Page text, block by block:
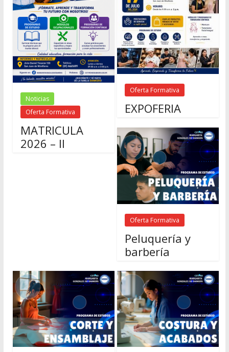
Noticias
Oferta Formativa
MATRICULA
2026 – II
Oferta Formativa
EXPOFERIA
Oferta Formativa
Peluquería y
barbería